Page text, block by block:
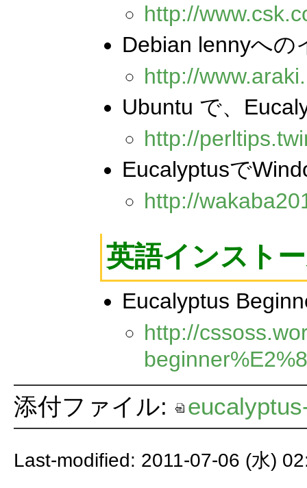
http://
Debian lennyへの
http://
Ubuntu で、
http://
Eucalyptusで
http://
英語インスト
Eucalyptus
http://
添付ファイル:
Last-modified: 2011-07-06 (水)